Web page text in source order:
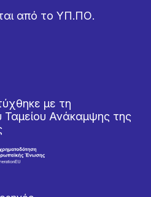
από το ΥΠ.ΠΟ.
με τη
Ανάκαμψης της